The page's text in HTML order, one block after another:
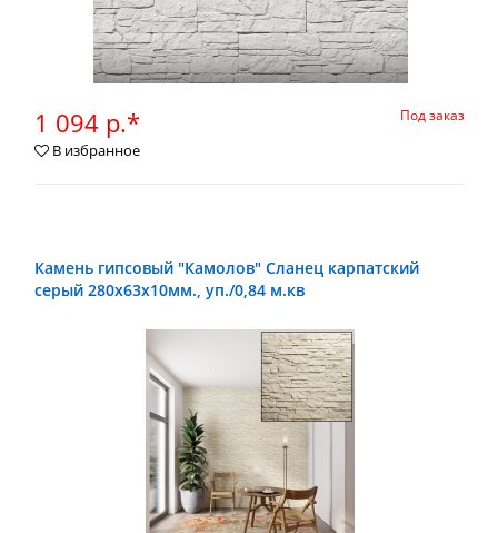
1 094 р.* Под заказ
В избранное
Камень гипсовый "Камолов" Сланец карпатский
серый 280х63х10мм., уп./0,84 м.кв